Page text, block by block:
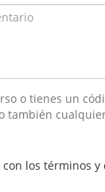
o tienes un
también
con los términos y